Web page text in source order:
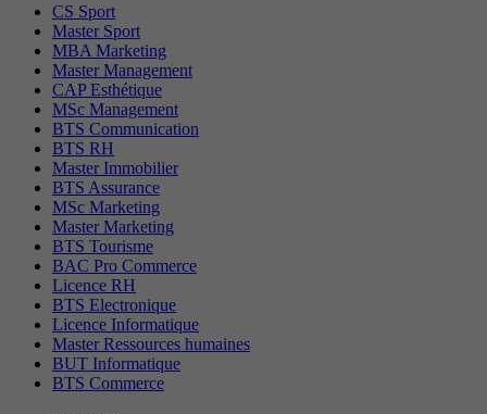
CS Sport
Master Sport
MBA Marketing
Master Management
CAP Esthétique
MSc Management
BTS Communication
BTS RH
Master Immobilier
BTS Assurance
MSc Marketing
Master Marketing
BTS Tourisme
BAC Pro Commerce
Licence RH
BTS Electronique
Licence Informatique
Master Ressources humaines
BUT Informatique
BTS Commerce